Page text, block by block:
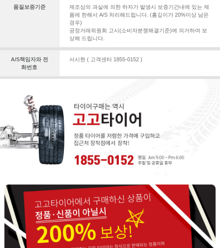
품질보증기준
제조상의 과실에 의한 하자가 발생시 보증기간내에 있는 제
품에 한해서 A/S 처리해드립니다. (홈깊이가 20%이상 남은
경우)
공정거래위원회 고시(소비자분쟁해결기준)에 의거하여 보
상해 드립니다.
A/S책임자와 전
화번호
서시현 ( 고객센터 1855-0152 )